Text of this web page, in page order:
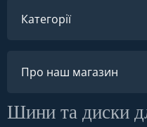
Категорії
Про наш магазин
Шини та диски